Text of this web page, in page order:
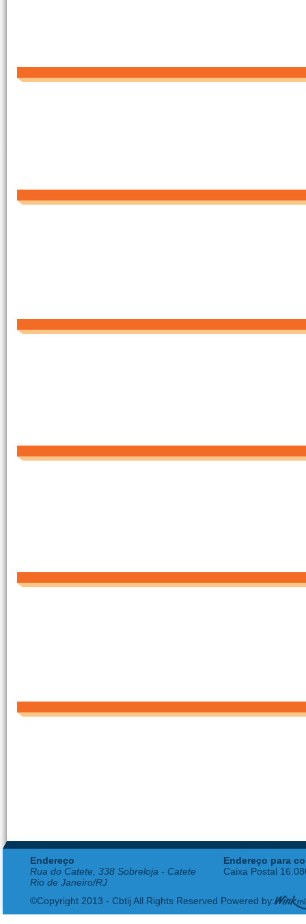
Endereço
Rua do Catete, 338 Sobreloja - Catete
Rio de Janeiro/RJ
Endereço para
Caixa Postal
©Copyright 2013 - Cbtij All Rights Reserved Powered by: